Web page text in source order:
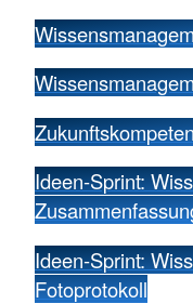
Ideen-Sprint:
Ideen-Sprint:
Fotoprotokoll